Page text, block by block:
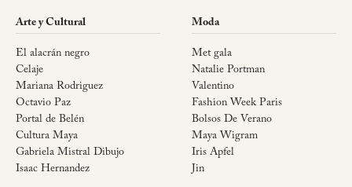
Arte y Cultural
El alacrán negro
Celaje
Mariana Rodriguez
Octavio Paz
Portal de Belén
Cultura Maya
Gabriela Mistral Dibujo
Isaac Hernandez
Moda
Met gala
Natalie Portman
Valentino
Fashion Week Paris
Bolsos De Verano
Maya Wigram
Iris Apfel
Jin